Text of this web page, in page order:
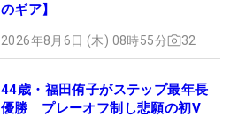
のギア】
2026年8月6日 (木) 08時55分 32
44歳・福田侑子がステップ最年長
優勝 プレーオフ制し悲願の初V